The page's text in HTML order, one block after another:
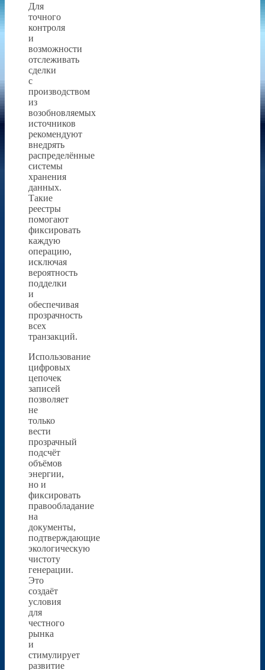
Для
точного
контроля
и
возможности
отслеживать
сделки
с
производством
из
возобновляемых
источников
рекомендуют
внедрять
распределённые
системы
хранения
данных.
Такие
реестры
помогают
фиксировать
каждую
операцию,
исключая
вероятность
подделки
и
обеспечивая
прозрачность
всех
транзакций.
Использование
цифровых
цепочек
записей
позволяет
не
только
вести
прозрачный
подсчёт
объёмов
энергии,
но и
фиксировать
правообладание
на
документы,
подтверждающие
экологическую
чистоту
генерации.
Это
создаёт
условия
для
честного
рынка
и
стимулирует
развитие